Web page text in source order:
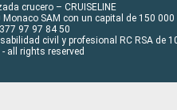
crucero – CRUISELINE
SAM con un capital de 150 000
97 97 84 50
civil y profesional RC RSA de
- all rights reserved